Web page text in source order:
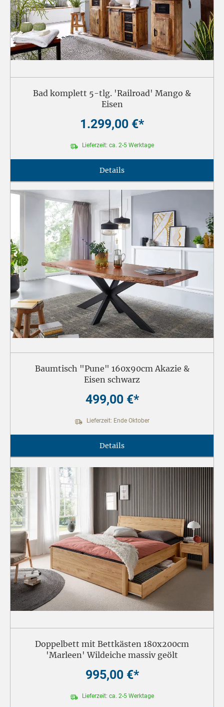
Bad komplett 5-tlg. 'Railroad' Mango &
Eisen
1.299,00 €*
Lieferzeit: ca. 2-5 Werktage
Details
Baumtisch "Pune" 160x90cm Akazie &
Eisen schwarz
499,00 €*
Lieferzeit: Ende Oktober
Details
Doppelbett mit Bettkästen 180x200cm
'Marleen' Wildeiche massiv geölt
995,00 €*
Lieferzeit: ca. 2-5 Werktage